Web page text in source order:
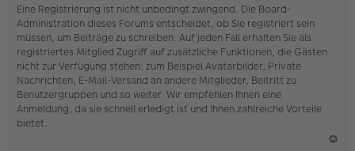
Eine Registrierung ist nicht unbedingt zwingend. Die Board-
Administration dieses Forums entscheidet, ob Sie registriert sein
müssen, um Beiträge zu schreiben. Auf jeden Fall erhalten Sie als
registriertes Mitglied Zugriff auf zusätzliche Funktionen, die Gästen
nicht zur Verfügung stehen: zum Beispiel Avatarbilder, Private
Nachrichten, E-Mail-Versand an andere Mitglieder, Beitritt zu
Benutzergruppen und so weiter. Wir empfehlen Ihnen eine
Anmeldung, da sie schnell erledigt ist und Ihnen zahlreiche Vorteile
bietet.